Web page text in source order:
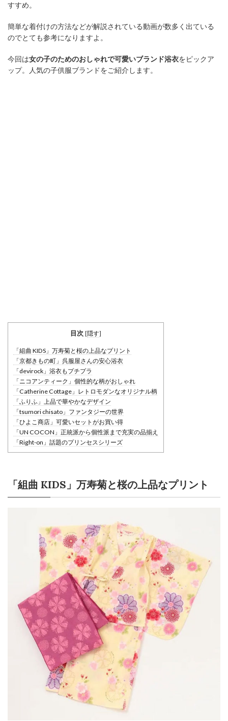
すすめ。
簡単な着付けの方法などが解説されている動画が数多く出ている
のでとても参考になりますよ。
今回は女の子のためのおしゃれで可愛いブランド浴衣をピックア
ップ。人気の子供服ブランドをご紹介します。
目次 [隠す]
「組曲 KIDS」万寿菊と桜の上品なプリント
「京都きもの町」呉服屋さんの安心浴衣
「devirock」浴衣もプチプラ
「ニコアンティーク」個性的な柄がおしゃれ
「Catherine Cottage」レトロモダンなオリジナル柄
「ふりふ」上品で華やかなデザイン
「tsumori chisato」ファンタジーの世界
「ひよこ商店」可愛いセットがお買い得
「UN COCON」正統派から個性派まで充実の品揃え
「Right-on」話題のプリンセスシリーズ
「組曲 KIDS」万寿菊と桜の上品なプリント